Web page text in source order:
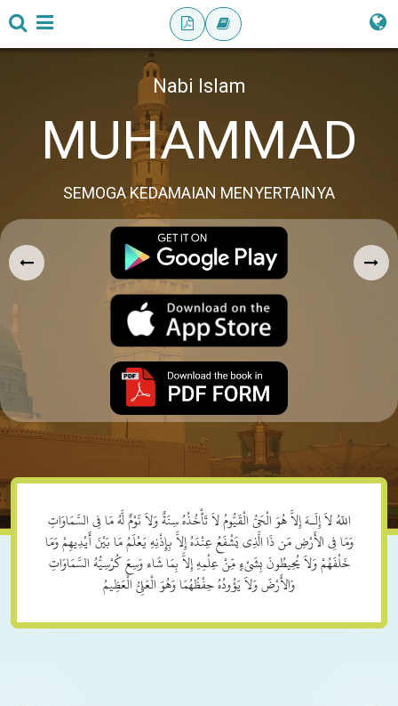
Nabi Islam
MUHAMMAD
SEMOGA KEDAMAIAN MENYERTAINYA
اللّهُ لاَ إِلَـهَ إِلاَّ هُوَ الْحَيُّ الْقَيُّومُ لاَ تَأْخُذُهُ سِنَةٌ وَلاَ نَوْمٌ لَّهُ مَا فِي السَّمَاوَاتِ
وَمَا فِي الأَرْضِ مَن ذَا الَّذِي يَشْفَعُ عِنْدَهُ إِلاَّ بِإِذْنِهِ يَعْلَمُ مَا بَيْنَ أَيْدِيهِمْ وَمَا
خَلْفَهُمْ وَلاَ يُحِيطُونَ بِشَيْءٍ مِّنْ عِلْمِهِ إِلاَّ بِمَا شَاء وَسِعَ كُرْسِيُّهُ السَّمَاوَاتِ
وَالأَرْضَ وَلاَ يَؤُودُهُ حِفْظُهُمَا وَهُوَ الْعَلِيُّ الْعَظِيمُ